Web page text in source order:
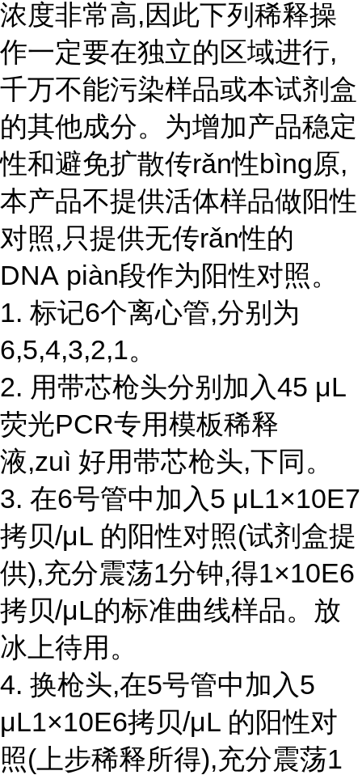
浓度非常高,因此下列稀释操
作一定要在独立的区域进行,
千万不能污染样品或本试剂盒
的其他成分。为增加产品稳定
性和避免扩散传rǎn性bìng原,
本产品不提供活体样品做阳性
对照,只提供无传rǎn性的
DNA piàn段作为阳性对照。
1. 标记6个离心管,分别为
6,5,4,3,2,1。
2. 用带芯枪头分别加入45 μL
荧光PCR专用模板稀释
液,zuì 好用带芯枪头,下同。
3. 在6号管中加入5 μL1×10E7
拷贝/μL 的阳性对照(试剂盒提
供),充分震荡1分钟,得1×10E6
拷贝/μL的标准曲线样品。放
冰上待用。
4. 换枪头,在5号管中加入5
μL1×10E6拷贝/μL 的阳性对
照(上步稀释所得),充分震荡1